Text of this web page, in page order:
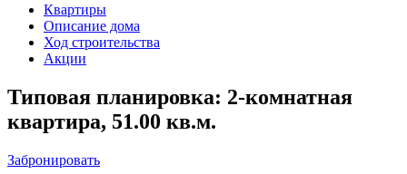
Квартиры
Описание дома
Ход строительства
Акции
Типовая планировка: 2-комнатная
квартира, 51.00 кв.м.
Забронировать